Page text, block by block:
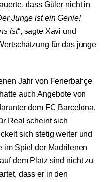
dass Güler nicht in
Junge ist ein Genie!
ist“, sagte Xavi und
für das junge
Jahr von Fenerbahçe
auch Angebote von
dem FC Barcelona.
Real scheint sich
sich stetig weiter und
im Spiel der Madrilenen
dem Platz sind nicht zu
dass er in den